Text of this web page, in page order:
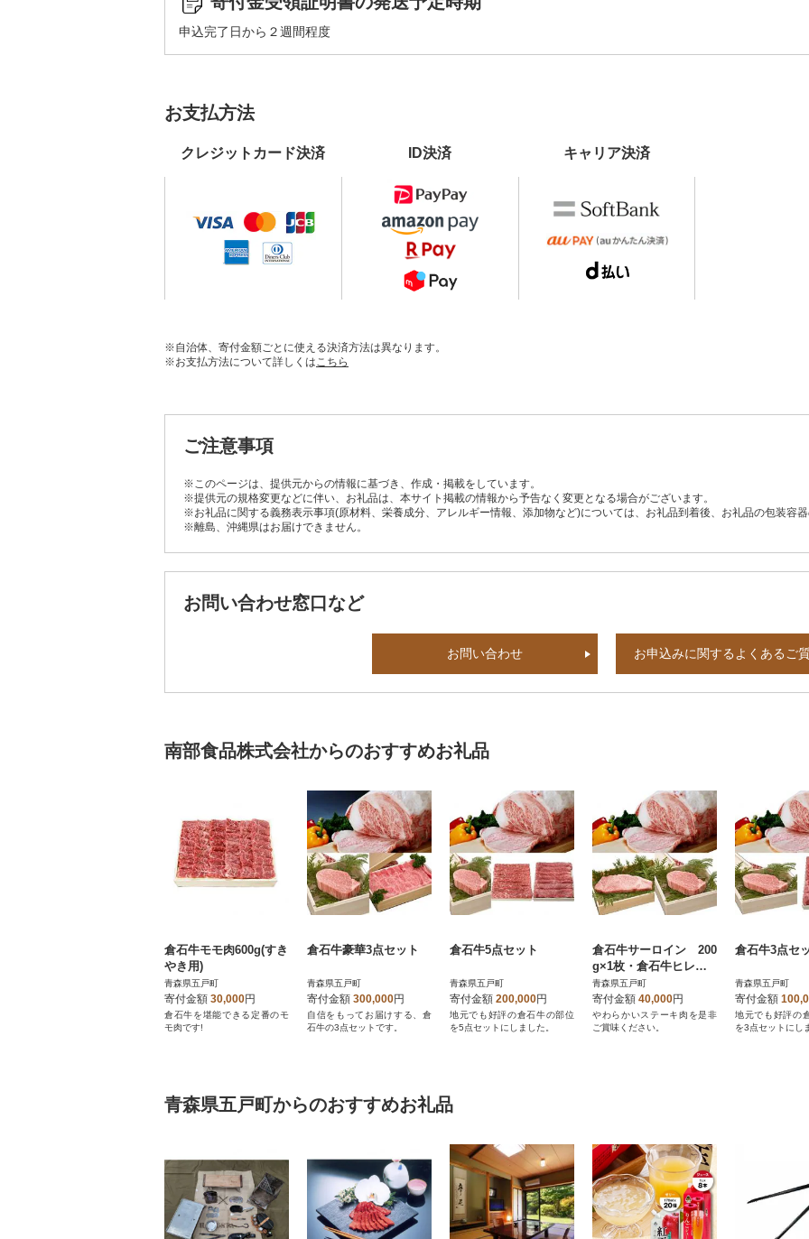
申込完了日から２週間程度
お支払方法
クレジットカード決済 ID決済 キャリア決済
※自治体、寄付金額ごとに使える決済方法は異なります。
※お支払方法について詳しくはこちら
ご注意事項
※このページは、提供元からの情報に基づき、作成・掲載をしています。
※提供元の規格変更などに伴い、お礼品は、本サイト掲載の情報から予告なく変更となる場合がございます。
※お礼品に関する義務表示事項(原材料、栄養成分、アレルギー情報、添加物など)については、お礼品到着後、お礼品の包装容器
※離島、沖縄県はお届けできません。
お問い合わせ窓口など
お問い合わせ お申込みに関するよくあるご
南部食品株式会社からのおすすめお礼品
倉石牛モモ肉600g(すき
やき用)
青森県五戸町
寄付金額 30,000円
倉石牛を堪能できる定番のモ
モ肉です!
倉石牛豪華3点セット
青森県五戸町
寄付金額 300,000円
自信をもってお届けする、倉
石牛の3点セットです。
倉石牛5点セット
青森県五戸町
寄付金額 200,000円
地元でも好評の倉石牛の部位
を5点セットにしました。
倉石牛サーロイン 200
g×1枚・倉石牛ヒレ 1
50g×1枚セット
青森県五戸町
寄付金額 40,000円
やわらかいステーキ肉を是非
ご賞味ください。
倉石牛3点セ
青森県五戸町
寄付金額
地元でも好評の
を3点セットにし
青森県五戸町からのおすすめお礼品